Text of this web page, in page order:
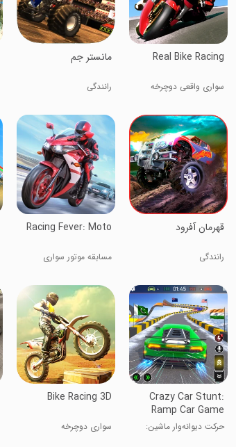
Real Bike Racing
سواری واقعی دوچرخه
مانستر جم
رانندگی
قهرمان آفرود
رانندگی
Racing Fever: Moto
مسابقه موتور سواری
Crazy Car Stunt:
Ramp Car Game
حرکت دیوانه‌وار ماشین:
Bike Racing 3D
سواری دوچرخه